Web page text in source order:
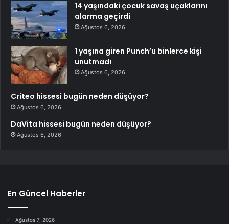
14 yaşındaki çocuk savaş uçaklarını
alarma geçirdi
Ağustos 6, 2026
1 yaşına giren Punch’u binlerce kişi
unutmadı
Ağustos 6, 2026
Criteo hissesi bugün neden düşüyor?
Ağustos 6, 2026
DaVita hissesi bugün neden düşüyor?
Ağustos 6, 2026
En Güncel Haberler
Ağustos 7, 2026